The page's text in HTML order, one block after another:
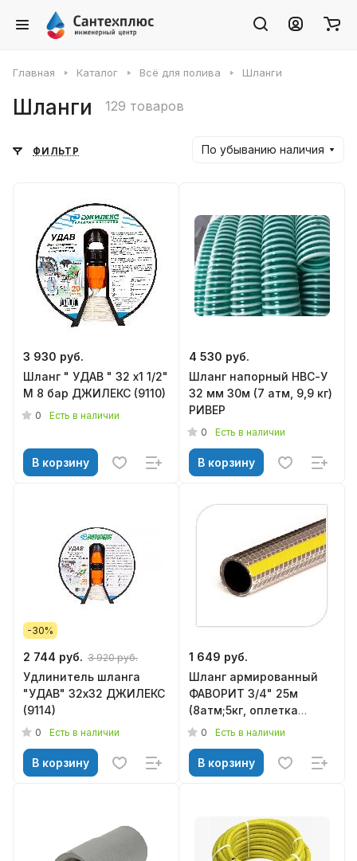
Главная Каталог Всё для полива Шланги
Шланги 129 товаров
ФИЛЬТР По убыванию наличия
3 930 руб.
Шланг " УДАВ " 32 х1 1/2"
М 8 бар ДЖИЛЕКС (9110)
0 Есть в наличии
В корзину
4 530 руб.
Шланг напорный НВС-У
32 мм 30м (7 атм, 9,9 кг)
РИВЕР
0 Есть в наличии
В корзину
-30%
2 744 руб. 3 920 руб.
Удлинитель шланга
"УДАВ" 32х32 ДЖИЛЕКС
(9114)
0 Есть в наличии
В корзину
1 649 руб.
Шланг армированный
ФАВОРИТ 3/4" 25м
(8атм;5кг, оплетка
чулок)
0 Есть в наличии
В корзину